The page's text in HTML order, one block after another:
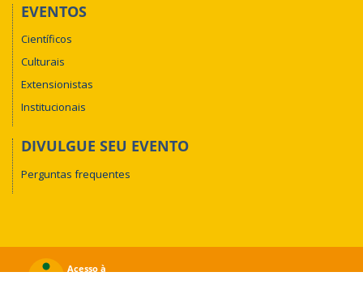
EVENTOS
Científicos
Culturais
Extensionistas
Institucionais
DIVULGUE SEU EVENTO
Perguntas frequentes